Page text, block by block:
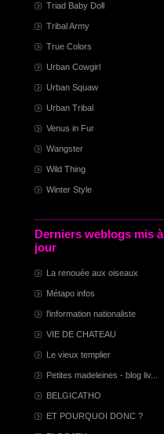
Triad Baby Doll
Tribal Army
True Colors
Urban Cowgirl
Urban Squaw
Urban Tribal
Venus in Fur
Wangster
Wild Thing
Winter Style
Derniers weblogs mis à
jour
La renouée aux oiseaux
Métapo infos
l'information nationaliste
VIE DE CHATEAU
Le vieux templier
Petites madeleines - blog liv...
BELGICATHO
ET POURQUOI DONC ?